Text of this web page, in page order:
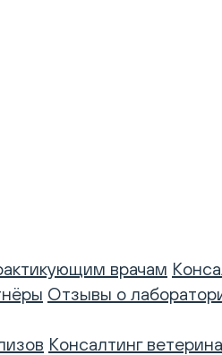
врачам
Отзывы о
Консалтинг